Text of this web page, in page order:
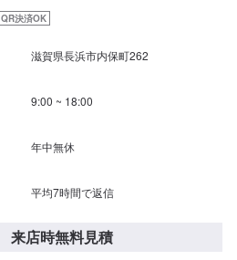
QR決済OK
滋賀県長浜市内保町262
9:00 ~ 18:00
年中無休
平均7時間で返信
来店時無料見積